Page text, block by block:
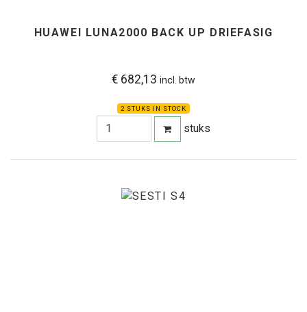
HUAWEI LUNA2000 BACK UP DRIEFASIG
€ 682,13 incl. btw
2 STUKS IN STOCK
stuks